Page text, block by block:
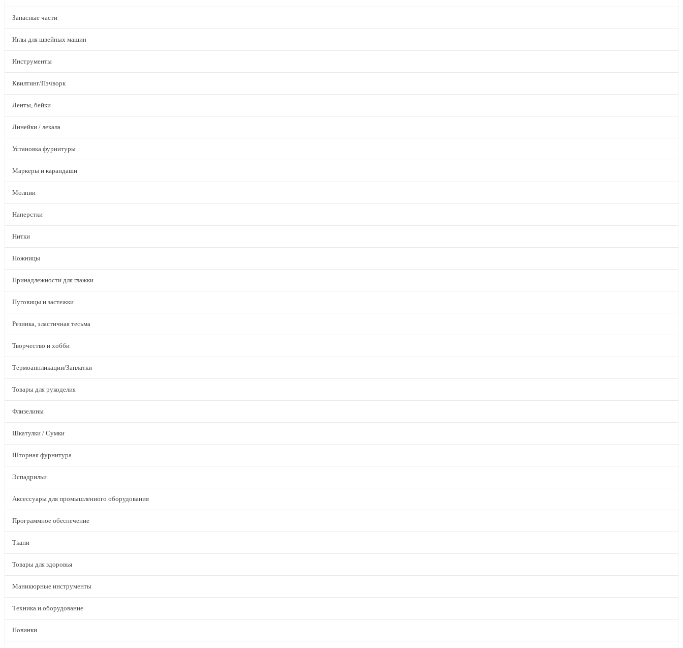
Запасные части
Иглы для швейных машин
Инструменты
Квилтинг/Пэчворк
Ленты, бейки
Линейки / лекала
Установка фурнитуры
Маркеры и карандаши
Молнии
Наперстки
Нитки
Ножницы
Принадлежности для глажки
Пуговицы и застежки
Резинка, эластичная тесьма
Творчество и хобби
Термоаппликации/Заплатки
Товары для рукоделия
Флизелины
Шкатулки / Сумки
Шторная фурнитура
Эспадрильи
Аксессуары для промышленного оборудования
Программное обеспечение
Ткани
Товары для здоровья
Маникюрные инструменты
Техника и оборудование
Новинки